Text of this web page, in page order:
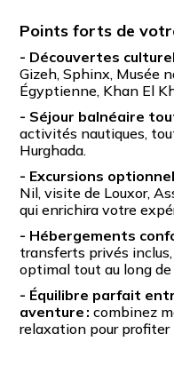
Points forts de
- Découvertes
Gizeh, Sphinx, Musée
Égyptienne, Khan El
- Séjour balnéaire
activités nautiques,
Hurghada.
- Excursions
Nil, visite de Louxor,
qui enrichira votre
- Hébergements
transferts privés
optimal tout au long
- Équilibre parfait
aventure : combinez
relaxation pour